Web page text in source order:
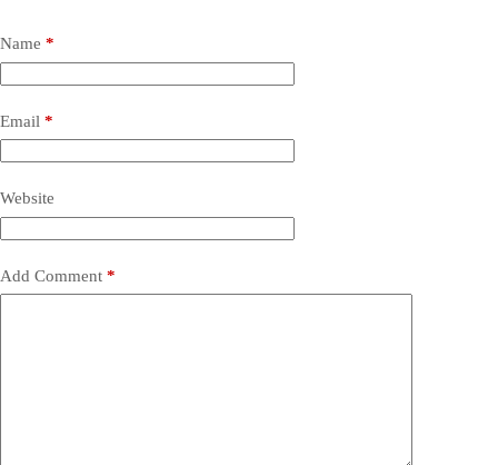
Name *
Email *
Website
Add Comment *